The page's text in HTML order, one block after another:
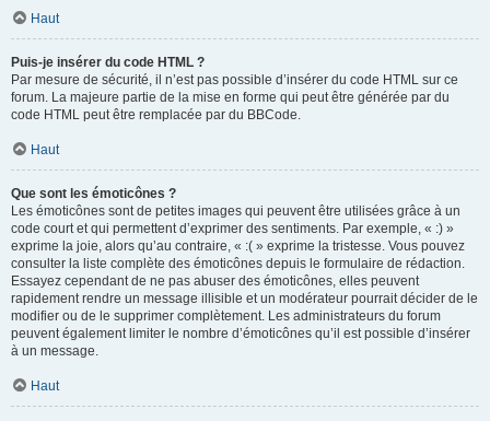
Haut
Puis-je insérer du code HTML ?
Par mesure de sécurité, il n’est pas possible d’insérer du code HTML sur ce
forum. La majeure partie de la mise en forme qui peut être générée par du
code HTML peut être remplacée par du BBCode.
Haut
Que sont les émoticônes ?
Les émoticônes sont de petites images qui peuvent être utilisées grâce à un
code court et qui permettent d’exprimer des sentiments. Par exemple, « :) »
exprime la joie, alors qu’au contraire, « :( » exprime la tristesse. Vous pouvez
consulter la liste complète des émoticônes depuis le formulaire de rédaction.
Essayez cependant de ne pas abuser des émoticônes, elles peuvent
rapidement rendre un message illisible et un modérateur pourrait décider de le
modifier ou de le supprimer complètement. Les administrateurs du forum
peuvent également limiter le nombre d’émoticônes qu’il est possible d’insérer
à un message.
Haut